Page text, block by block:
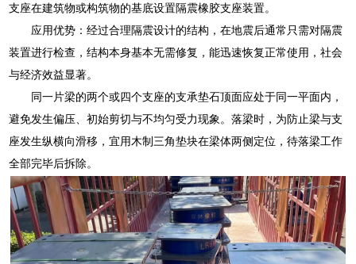
支座在建筑物或构筑物的基底设置隔震橡胶支座装置。
应用优势：经过合理隔震设计的结构，在地震后通常只需对隔震
装置进行检查，结构本身基本无需修复，能迅速恢复正常使用，社会
与经济效益显著。
同一片梁的两个或四个支座的支承垫石顶面应处于同一平面内，
避免发生偏压、初始剪切与不均匀受力现象。落梁时，为防止梁与支
座发生纵横向滑移，宜用木制三角垫块在梁体两侧定位，待落梁工作
全部完毕后拆除。